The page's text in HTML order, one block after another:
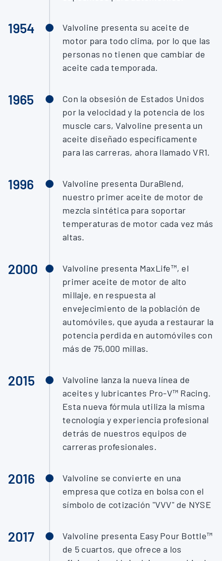
1954
Valvoline presenta su aceite de
motor para todo clima, por lo que las
personas no tienen que cambiar de
aceite cada temporada.
1965
Con la obsesión de Estados Unidos
por la velocidad y la potencia de los
muscle cars, Valvoline presenta un
aceite diseñado específicamente
para las carreras, ahora llamado VR1.
1996
Valvoline presenta DuraBlend,
nuestro primer aceite de motor de
mezcla sintética para soportar
temperaturas de motor cada vez más
altas.
2000
Valvoline presenta MaxLife™, el
primer aceite de motor de alto
millaje, en respuesta al
envejecimiento de la población de
automóviles, que ayuda a restaurar la
potencia perdida en automóviles con
más de 75,000 millas.
2015
Valvoline lanza la nueva línea de
aceites y lubricantes Pro-V™ Racing.
Esta nueva fórmula utiliza la misma
tecnología y experiencia profesional
detrás de nuestros equipos de
carreras profesionales.
2016
Valvoline se convierte en una
empresa que cotiza en bolsa con el
símbolo de cotización "VVV" de NYSE
2017
Valvoline presenta Easy Pour Bottle™
de 5 cuartos, que ofrece a los